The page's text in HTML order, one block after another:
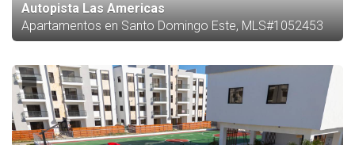
Autopista Las Americas
Apartamentos en Santo Domingo Este, MLS#1052453